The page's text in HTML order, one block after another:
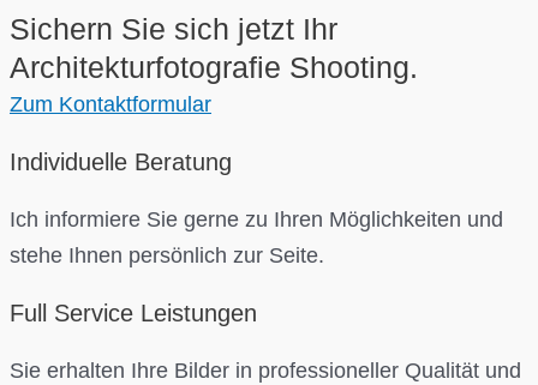
Sichern Sie sich jetzt Ihr
Architekturfotografie Shooting.
Zum Kontaktformular
Individuelle Beratung
Ich informiere Sie gerne zu Ihren Möglichkeiten und
stehe Ihnen persönlich zur Seite.
Full Service Leistungen
Sie erhalten Ihre Bilder in professioneller Qualität und